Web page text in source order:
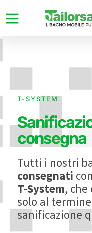
T-SYSTEM
consegna
Tutti i nostri
consegnati
T-System,
solo al
sanificazione